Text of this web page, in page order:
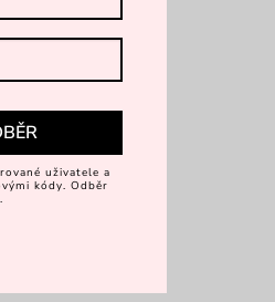
uživatele a
kódy. Odběr